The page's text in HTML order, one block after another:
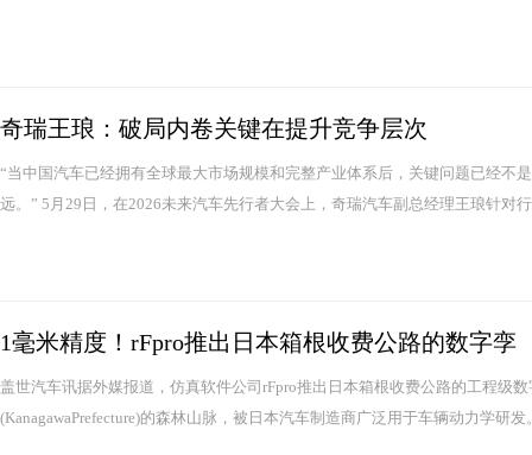
奇瑞王琅：破局内卷关键在提升竞争层次
“当中国汽车已经拥有全球最大市场规模和完整产业体系后，关键问题已经不
远。” 5月29日，在2026未来汽车先行者大会上，奇瑞汽车副总经理王琅针对
1毫米精度！rFpro推出日本箱根收费公路的数字孪
盖世汽车讯据外媒报道，仿真软件公司rFpro推出日本箱根收费公路的工程级
(KanagawaPrefecture)的森林山脉，被日本汽车制造商广泛用于车辆动力学研